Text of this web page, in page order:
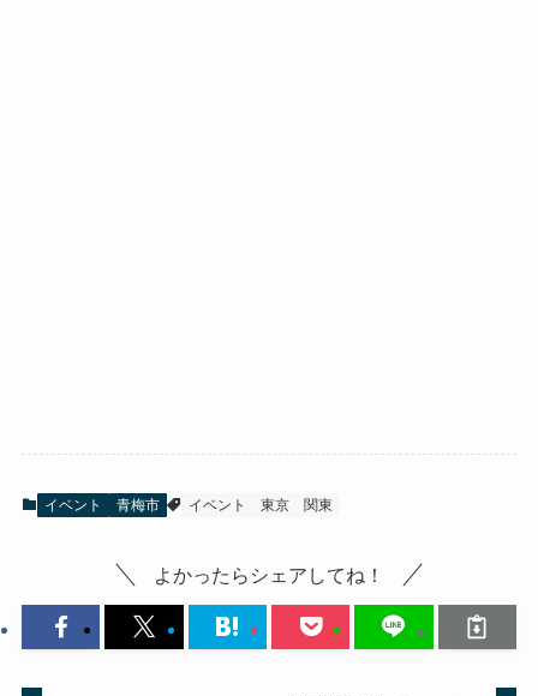
イベント 青梅市 イベント 東京 関東
よかったらシェアしてね！